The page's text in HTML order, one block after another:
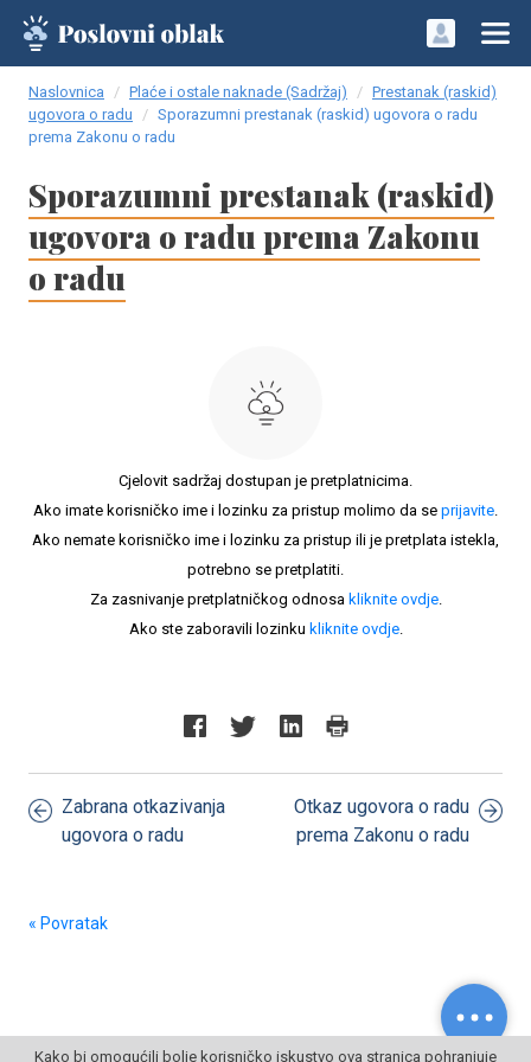
Naslovnica Plaće i ostale naknade (Sadržaj)
Prestanak (raskid)
ugovora o radu
Sporazumni prestanak (raskid) ugovora o radu
prema Zakonu o radu
Sporazumni prestanak (raskid)
ugovora o radu prema Zakonu
o radu
Cjelovit sadržaj dostupan je pretplatnicima.
Ako imate korisničko ime i lozinku za pristup molimo da se prijavite.
Ako nemate korisničko ime i lozinku za pristup ili je pretplata istekla,
potrebno se pretplatiti.
Za zasnivanje pretplatničkog odnosa kliknite ovdje.
Ako ste zaboravili lozinku kliknite ovdje.
Zabrana otkazivanja
ugovora o radu
Otkaz ugovora o radu
prema Zakonu o radu
« Povratak
Kako bi omogućili bolje korisničko iskustvo ova stranica pohranjuje